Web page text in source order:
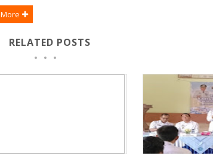
More
RELATED POSTS